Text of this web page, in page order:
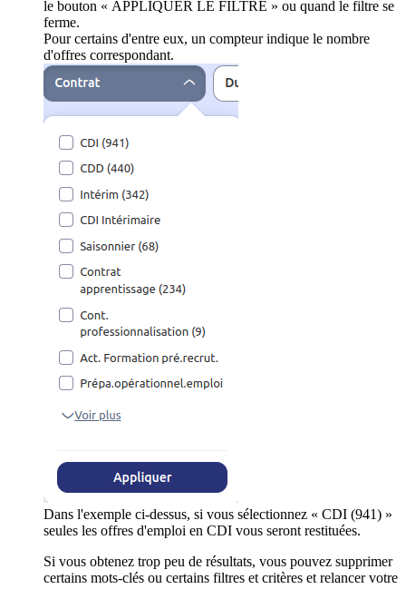
le bouton « APPLIQUER LE FILTRE » ou quand le filtre se
ferme.
Pour certains d'entre eux, un compteur indique le nombre
d'offres correspondant.
Dans l'exemple ci-dessus, si vous sélectionnez « CDI (941) »
seules les offres d'emploi en CDI vous seront restituées.
Si vous obtenez trop peu de résultats, vous pouvez supprimer
certains mots-clés ou certains filtres et critères et relancer votre